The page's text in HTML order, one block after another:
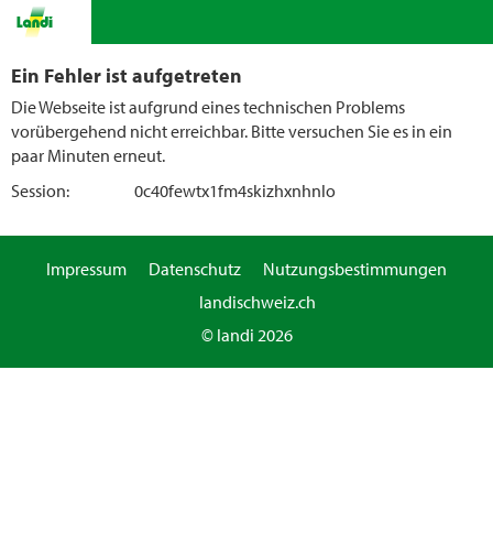
Ein Fehler ist aufgetreten
Die Webseite ist aufgrund eines technischen Problems
vorübergehend nicht erreichbar. Bitte versuchen Sie es in ein
paar Minuten erneut.
Session:
0c40fewtx1fm4skizhxnhnlo
Impressum Datenschutz
Nutzungsbestimmungen
landischweiz.ch
© landi 2026